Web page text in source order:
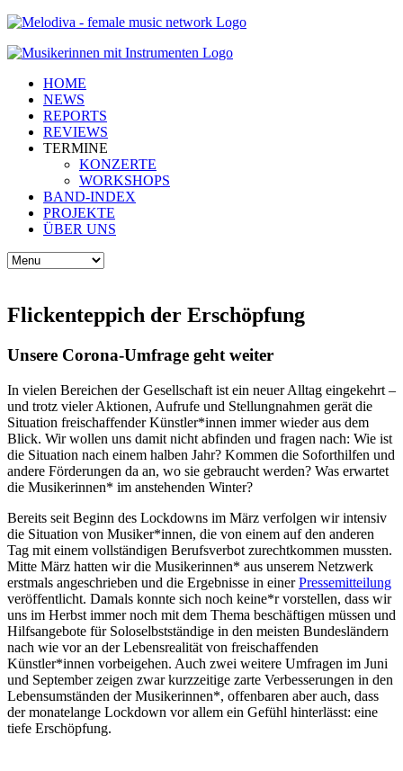
HOME
NEWS
REPORTS
REVIEWS
TERMINE
KONZERTE
WORKSHOPS
BAND-INDEX
PROJEKTE
ÜBER UNS
Flickenteppich der Erschöpfung
Unsere Corona-Umfrage geht weiter
In vielen Bereichen der Gesellschaft ist ein neuer Alltag eingekehrt –
und trotz vieler Aktionen, Aufrufe und Stellungnahmen gerät die
Situation freischaffender Künstler*innen immer wieder aus dem
Blick. Wir wollen uns damit nicht abfinden und fragen nach: Wie ist
die Situation nach einem halben Jahr? Kommen die Soforthilfen und
andere Förderungen da an, wo sie gebraucht werden? Was erwartet
die Musikerinnen* im anstehenden Winter?
Bereits seit Beginn des Lockdowns im März verfolgen wir intensiv
die Situation von Musiker*innen, die von einem auf den anderen
Tag mit einem vollständigen Berufsverbot zurechtkommen mussten.
Mitte März hatten wir die Musikerinnen* aus unserem Netzwerk
erstmals angeschrieben und die Ergebnisse in einerPressemitteilung
veröffentlicht. Damals konnte sich noch keine*r vorstellen, dass wir
uns im Herbst immer noch mit dem Thema beschäftigen müssen und
Hilfsangebote für Soloselbstständige in den meisten Bundesländern
nach wie vor an der Lebensrealität von freischaffenden
Künstler*innen vorbeigehen. Auch zwei weitere Umfragen im Juni
und September zeigen zwar kurzzeitige zarte Verbesserungen in den
Lebensumständen der Musikerinnen*, offenbaren aber auch, dass
der monatelange Lockdown vor allem ein Gefühl hinterlässt: eine
tiefe Erschöpfung.